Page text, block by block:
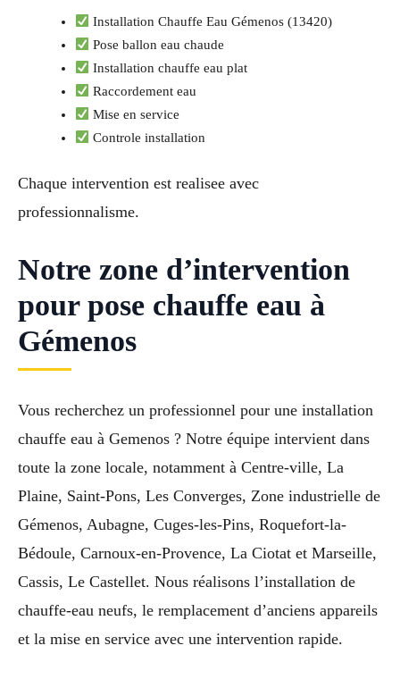
Installation Chauffe Eau Gémenos (13420)
Pose ballon eau chaude
Installation chauffe eau plat
Raccordement eau
Mise en service
Controle installation
Chaque intervention est realisee avec
professionnalisme.
Notre zone d’intervention
pour pose chauffe eau à
Gémenos
Vous recherchez un professionnel pour une installation
chauffe eau à Gemenos ? Notre équipe intervient dans
toute la zone locale, notamment à Centre-ville, La
Plaine, Saint-Pons, Les Converges, Zone industrielle de
Gémenos, Aubagne, Cuges-les-Pins, Roquefort-la-
Bédoule, Carnoux-en-Provence, La Ciotat et Marseille,
Cassis, Le Castellet. Nous réalisons l’installation de
chauffe-eau neufs, le remplacement d’anciens appareils
et la mise en service avec une intervention rapide.